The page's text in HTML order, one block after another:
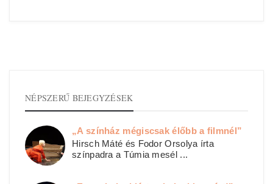
NÉPSZERŰ BEJEGYZÉSEK
„A színház mégiscsak élőbb a filmnél”
Hirsch Máté és Fodor Orsolya írta
színpadra a Túmia mesél ...